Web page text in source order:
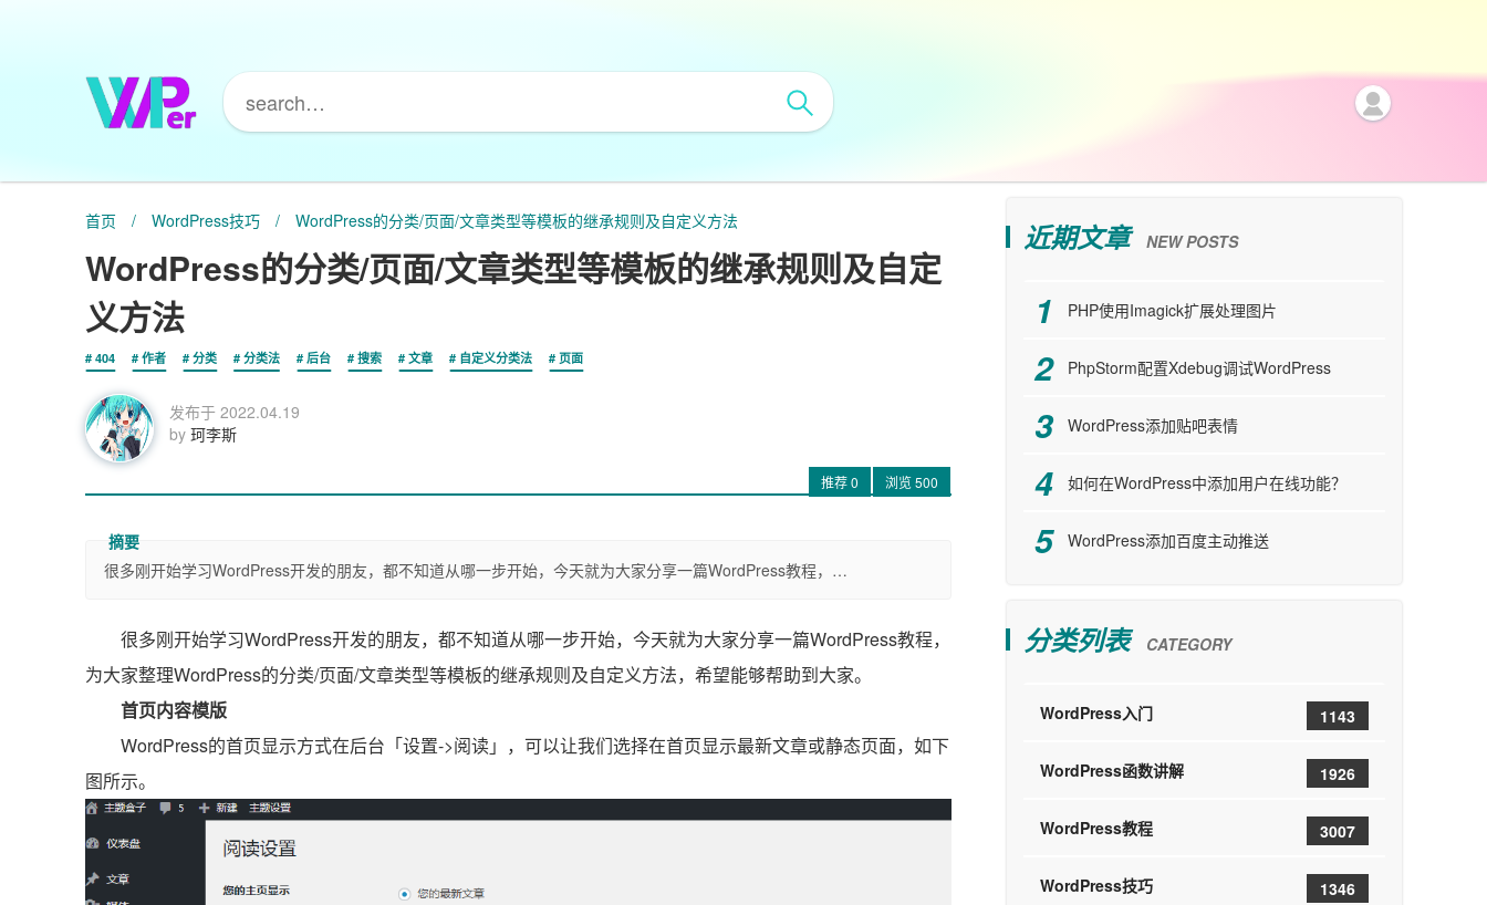
首页 / WordPress技巧 / WordPress的分类/页面/文章类型等模板的继承规则及自定义方法
WordPress的分类/页面/文章类型等模板的继承规则及自定
义方法
404 作者 分类 分类法 后台 搜索 文章 自定义分类法 页面
发布于 2022.04.19
by 珂李斯
推荐0 浏览500
很多刚开始学习WordPress开发的朋友，都不知道从哪一步开始，今天就为大家分享一篇WordPress教程，…
很多刚开始学习WordPress开发的朋友，都不知道从哪一步开始，今天就为大家分享一篇WordPress教程，
为大家整理WordPress的分类/页面/文章类型等模板的继承规则及自定义方法，希望能够帮助到大家。
首页内容模版
WordPress的首页显示方式在后台「设置->阅读」，可以让我们选择在首页显示最新文章或静态页面，如下
图所示。
近期文章 NEW POSTS
PHP使用Imagick扩展处理图片
PhpStorm配置Xdebug调试WordPress
WordPress添加贴吧表情
如何在WordPress中添加用户在线功能？
WordPress添加百度主动推送
分类列表 CATEGORY
WordPress入门 1143
WordPress函数讲解 1926
WordPress教程 3007
WordPress技巧 1346